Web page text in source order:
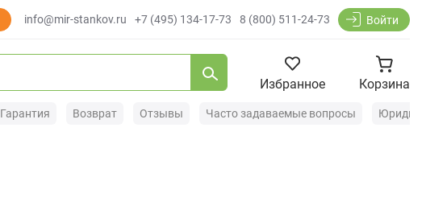
info@mir-stankov.ru +7 (495) 134-17-73 8 (800) 511-24-73 Войти
Избранное Корзина
Гарантия Возврат Отзывы Часто задаваемые вопросы